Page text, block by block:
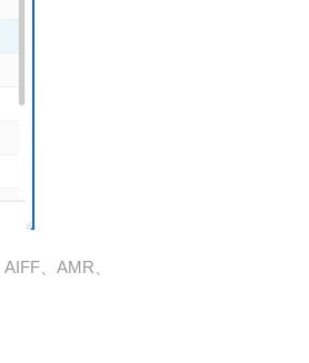
、AMR、